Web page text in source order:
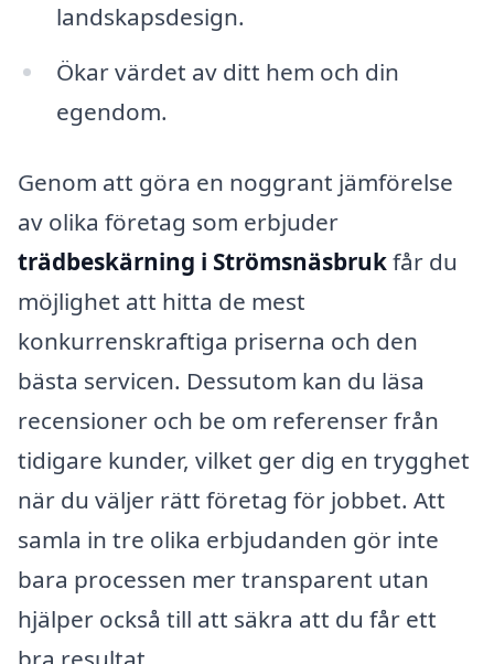
landskapsdesign.
Ökar värdet av ditt hem och din
egendom.
Genom att göra en noggrant jämförelse
av olika företag som erbjuder
trädbeskärning i Strömsnäsbrukfår du
möjlighet att hitta de mest
konkurrenskraftiga priserna och den
bästa servicen. Dessutom kan du läsa
recensioner och be om referenser från
tidigare kunder, vilket ger dig en trygghet
när du väljer rätt företag för jobbet. Att
samla in tre olika erbjudanden gör inte
bara processen mer transparent utan
hjälper också till att säkra att du får ett